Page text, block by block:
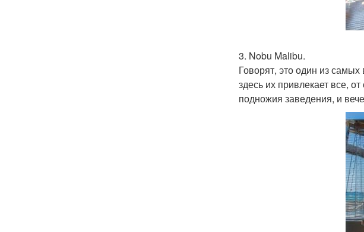
3. Nobu Malibu.
Говорят, это один из
здесь их привлекает все,
подножия заведения, и